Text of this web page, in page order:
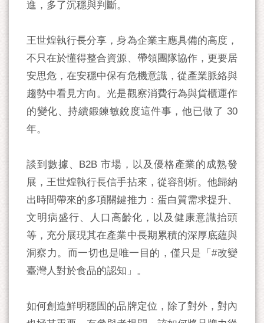
進，多了沉穩與判斷。
王世煌執行長分享，身為企業主應具備的高度，
不只在於懂得整合資源、帶領團隊協作，更要居
安思危，在安穩中保有危機意識，從產業脈絡與
趨勢中看見方向。光是觀察消費行為與貨櫃運作
的變化、持續鍛鍊敏銳度這件事，他已做了 30
年。
談到數據、B2B 市場，以及優格產業的成熟發
展，王世煌執行長信手拈來，從容剖析。他歸納
出時間帶來的多項關鍵推力：蛋白質需求提升、
文明病盛行、人口高齡化，以及健康意識抬頭
等，充分展現其在產業中長期累積的深厚底蘊與
洞察力。而一切也是唯一目的，僅只是「#改變
臺灣人對於食品的認知」。
如何創造鮮明穩固的品牌定位，除了對外，對內